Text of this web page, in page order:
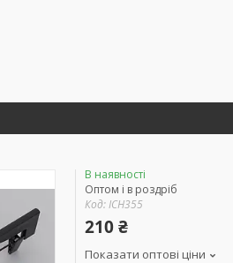
В наявності
Оптом і в роздріб
Код:ICH355
210 ₴
Показати оптові ціни